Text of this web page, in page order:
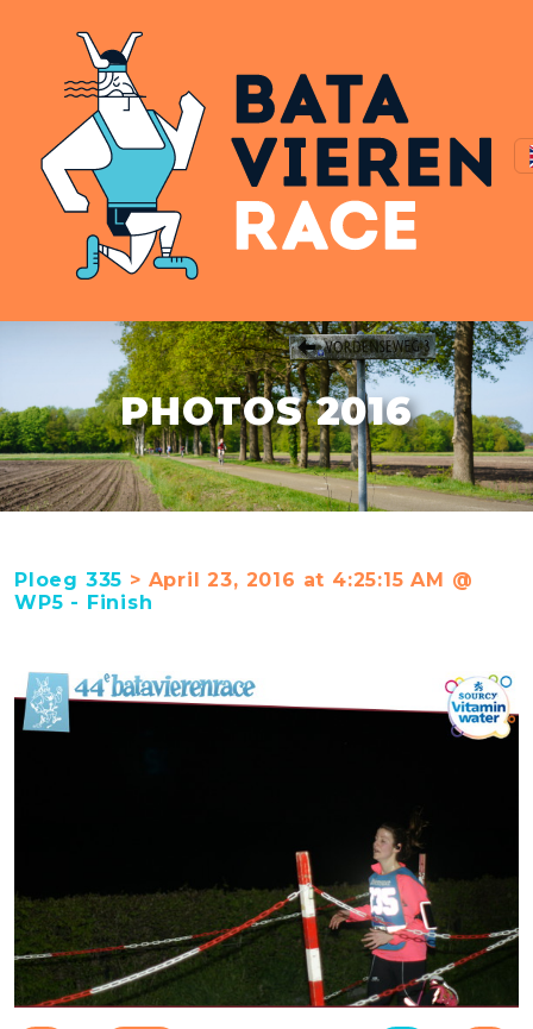
PHOTOS 2016
Ploeg 335 > April 23, 2016 at 4:25:15 AM @
WP5 - Finish